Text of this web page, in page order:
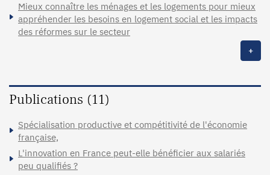
Mieux connaître les ménages et les logements pour mieux
appréhender les besoins en logement social et les impacts
des réformes sur le secteur
+
Publications (11)
Spécialisation productive et compétitivité de l'économie
française,
L'innovation en France peut-elle bénéficier aux salariés
peu qualifiés ?